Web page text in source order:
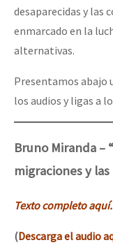
desaparecidas y las
enmarcado en la
alternativas.
Presentamos abajo
los audios y ligas a
Bruno Miranda –
migraciones y
Texto completo aquí.
(Descarga el audio